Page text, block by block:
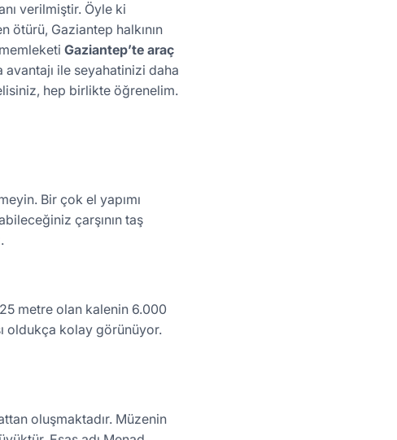
verilmiştir. Öyle ki
ötürü, Gaziantep halkının
Gaziantep’te araç
avantajı ile seyahatinizi daha
hep birlikte öğrenelim.
Bir çok el yapımı
çarşının taş
metre olan kalenin 6.000
oldukça kolay görünüyor.
oluşmaktadır. Müzenin